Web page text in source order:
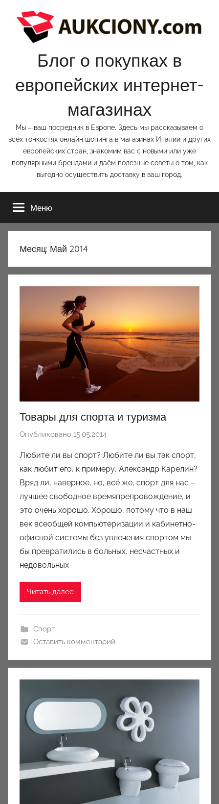
содержимому
Блог о покупках в
европейских интернет-
магазинах
Мы – ваш посредник в Европе. Здесь мы рассказываем о
всех тонкостях онлайн шопинга в магазинах Италии и других
европейских стран, знакомим вас с новыми или уже
популярными брендами и даём полезные советы о том, как
выгодно осуществить доставку в ваш город.
Меню
Месяц: Май 2014
Товары для спорта и туризма
Опубликовано 15.05.2014
т
о
р
о
м
a
u
k
Любите ли вы спорт? Любите ли вы так спорт,
как любит его, к примеру, Александр Карелин?
Вряд ли, наверное, но, всё же, спорт для нас –
лучшее свободное времяпрепровождение, и
это очень хорошо. Хорошо, потому что в наш
век всеобщей компьютеризации и кабинетно-
офисной системы без увлечения спортом мы
бы превратились в больных, несчастных и
недовольных
Читать далее
Спорт
Оставить комментарий